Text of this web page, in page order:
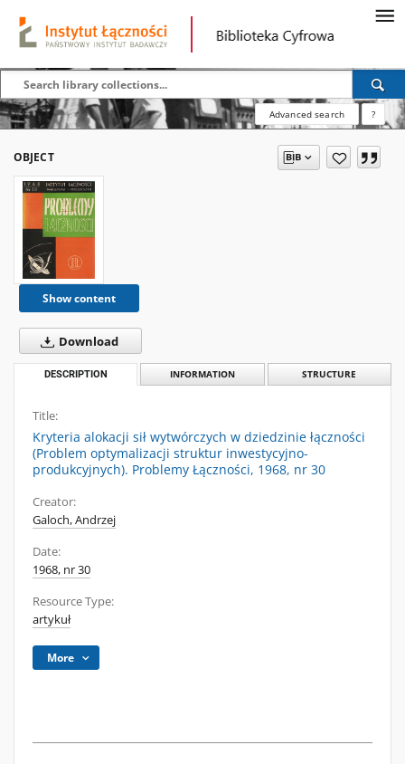
Advanced search ?
OBJECT
Show content
Download
DESCRIPTION INFORMATION STRUCTURE
Title:
Kryteria alokacji sił wytwórczych w dziedzinie łączności
(Problem optymalizacji struktur inwestycyjno-
produkcyjnych). Problemy Łączności, 1968, nr 30
Creator:
Galoch, Andrzej
Date:
1968, nr 30
Resource Type:
artykuł
More